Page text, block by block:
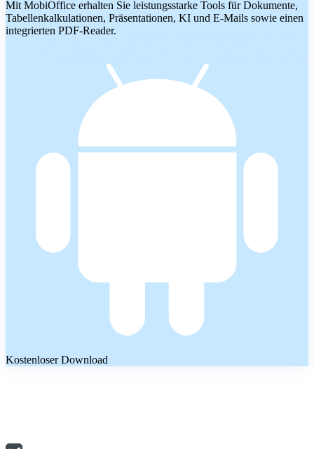
Mit MobiOffice erhalten Sie leistungsstarke Tools für Dokumente,
Tabellenkalkulationen, Präsentationen, KI und E-Mails sowie einen
integrierten PDF-Reader.
Kostenloser Download